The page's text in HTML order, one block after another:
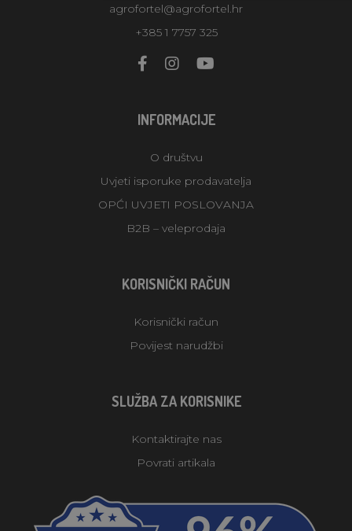
agrofortel@agrofortel.hr
+385 1 7757 325
INFORMACIJE
O društvu
Uvjeti isporuke prodavatelja
OPĆI UVJETI POSLOVANJA
B2B – veleprodaja
KORISNIČKI RAČUN
Korisnički račun
Povijest narudžbi
SLUŽBA ZA KORISNIKE
Kontaktirajte nas
Povrati artikala